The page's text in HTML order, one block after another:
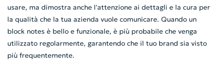
usare, ma dimostra anche l'attenzione ai dettagli e la cura per
la qualità che la tua azienda vuole comunicare. Quando un
block notes è bello e funzionale, è più probabile che venga
utilizzato regolarmente, garantendo che il tuo brand sia visto
più frequentemente.